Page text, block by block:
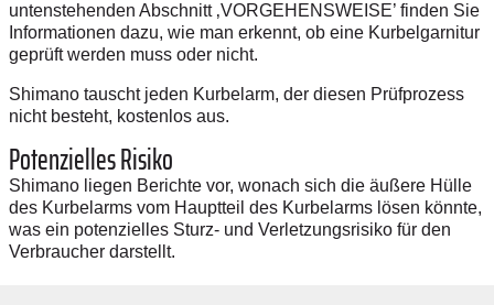
untenstehenden Abschnitt ‚VORGEHENSWEISE’ finden Sie
Informationen dazu, wie man erkennt, ob eine Kurbelgarnitur
geprüft werden muss oder nicht.
Shimano tauscht jeden Kurbelarm, der diesen Prüfprozess
nicht besteht, kostenlos aus.
Potenzielles Risiko
Shimano liegen Berichte vor, wonach sich die äußere Hülle
des Kurbelarms vom Hauptteil des Kurbelarms lösen könnte,
was ein potenzielles Sturz- und Verletzungsrisiko für den
Verbraucher darstellt.